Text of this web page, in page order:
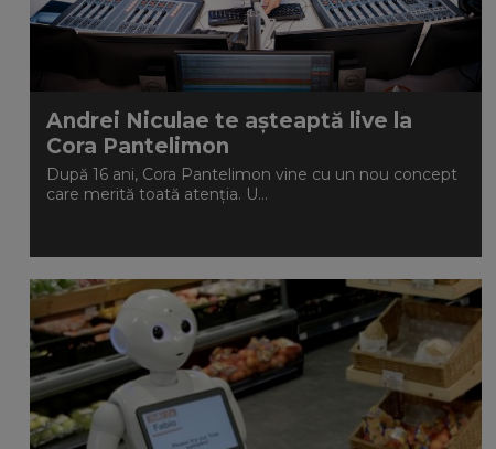
Andrei Niculae te așteaptă live la
Cora Pantelimon
După 16 ani, Cora Pantelimon vine cu un nou concept
care merită toată atenția. U...